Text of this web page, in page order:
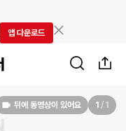
앱 다운로드
뒤에 동영상이 있어요 1 / 1